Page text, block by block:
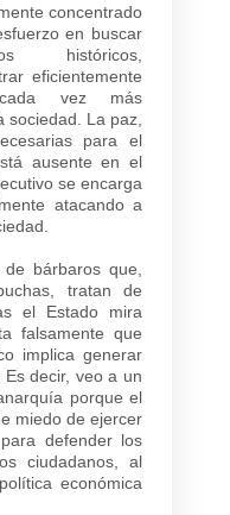
concentrado
en buscar
históricos,
eficientemente
vez más
La paz,
para el
ausente en el
se encarga
atacando a
bárbaros que,
tratan de
el Estado mira
falsamente que
implica generar
decir, veo a un
porque el
miedo de ejercer
defender los
ciudadanos, al
económica